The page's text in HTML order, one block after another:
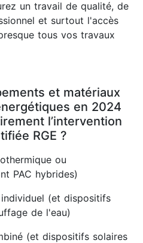
un travail de qualité, de
et surtout l'accès
tous vos travaux
et matériaux
en 2024
l’intervention
RGE ?
ou
PAC hybrides)
(et dispositifs
de l'eau)
(et dispositifs solaires